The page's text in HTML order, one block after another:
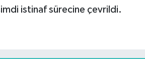
istinaf sürecine çevrildi.